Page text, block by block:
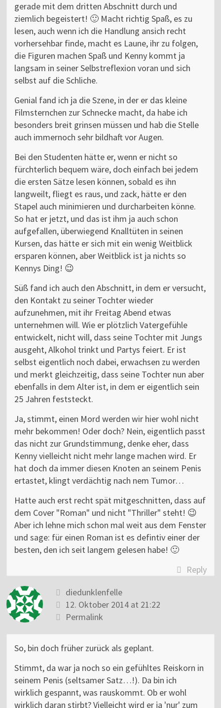
gerade mit dem dritten Abschnitt durch und
ziemlich begeistert! 🙂 Macht richtig Spaß, es zu
lesen, auch wenn ich die Handlung ansich recht
vorhersehbar finde, macht es Laune, ihr zu folgen,
die Figuren machen Spaß und Kenny kommt ja
langsam in seiner Selbstreflexion voran und sich
selbst auf die Schliche.
Genial fand ich ja die Szene, in der er das kleine
Filmsternchen zur Schnecke macht, da habe ich
besonders breit grinsen müssen und hab die Stelle
auch immernoch sehr bildhaft vor Augen.
Bei den Studenten hätte er, wenn er nicht so
fürchterlich bequem wäre, doch einfach bei jedem
die ersten Sätze lesen können, sobald es ihn
langweilt, fliegt es raus, und zack, hätte er den
Stapel auch minimieren und durcharbeiten könne.
So hat er jetzt, und das ist ihm ja auch schon
aufgefallen, überwiegend Knalltüten in seinen
Kursen, das hätte er sich mit ein wenig Weitblick
ersparen können, aber Weitblick ist ja nichts so
Kennys Ding! 😉
Süß fand ich auch den Abschnitt, in dem er versucht,
den Kontakt zu seiner Tochter wieder
aufzunehmen, mit ihr Freitag Abend etwas
unternehmen will. Wie er plötzlich Vatergefühle
entwickelt, nicht will, dass seine Tochter mit Jungs
ausgeht, Alkohol trinkt und Partys feiert. Er ist
selbst eigentlich noch dabei, erwachsen zu werden
und merkt gleichzeitig, dass seine Tochter nun aber
ebenfalls in dem Alter ist, in dem er eigentlich sein
25 Jahren feststeckt.
Ja, stimmt, einen Mord werden wir hier wohl nicht
mehr bekommen! Oder doch? Nein, eigentlich passt
das nicht zur Grundstimmung, denke eher, dass
Kenny vielleicht nicht mehr lange machen wird. Er
hat doch da immer diesen Knoten an seinem Penis
ertastet, klingt verdächtig nach nem Tumor…
Hatte auch erst recht spät mitgeschnitten, dass auf
dem Cover "Roman" und nicht "Thriller" steht! 😉
Aber ich lehne mich schon mal weit aus dem Fenster
und sage: für einen Roman ist es defintiv einer der
besten, den ich seit langem gelesen habe! 🙂
Reply
diedunklenfelle
12. Oktober 2014 at 21:22
Permalink
So, bin doch früher zurück als geplant.
Stimmt, da war ja noch so ein gefühltes Reiskorn in
seinem Penis (seltsamer Satz…!). Da bin ich
wirklich gespannt, was rauskommt. Ob er wohl
wirklich daran stirbt? Vielleicht wird er ja 'nur' zum